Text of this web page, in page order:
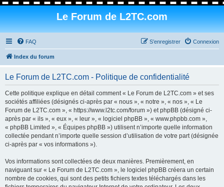
Le Forum de L2TC.com
FAQ Connexion
S’enregistrer
Index du forum
Le Forum de L2TC.com - Politique de confidentialité
Cette politique explique en détail comment « Le Forum de L2TC.com » et ses
sociétés affiliées (désignés ci-après par « nous », « notre », « nos », « Le
Forum de L2TC.com », « https://www.l2tc.com/forum ») et phpBB (désigné ci-
après par « ils », « eux », « leur », « logiciel phpBB », « www.phpbb.com »,
« phpBB Limited », « Équipes phpBB ») utilisent n’importe quelle information
collectée pendant n’importe quelle session d’utilisation de votre part (désignée
ci-après par « vos informations »).
Vos informations sont collectées de deux manières. Premièrement, en
naviguant sur « Le Forum de L2TC.com », le logiciel phpBB créera un certain
nombre de cookies, qui sont des petits fichiers textes téléchargés dans les